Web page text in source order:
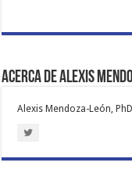
Acerca de Alexis
Alexis Mendoza-León,